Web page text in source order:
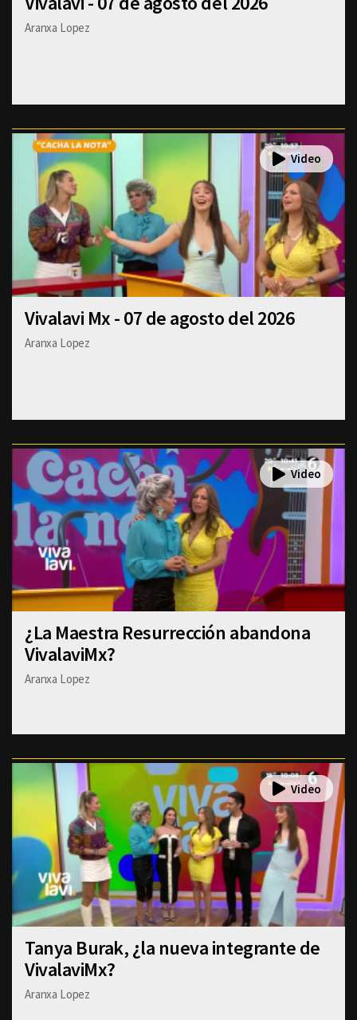
Aranxa Lopez
Vivalavi Mx - 07 de agosto del 2026
Aranxa Lopez
¿La Maestra Resurrección abandona
VivalaviMx?
Aranxa Lopez
Tanya Burak, ¿la nueva integrante de
VivalaviMx?
Aranxa Lopez